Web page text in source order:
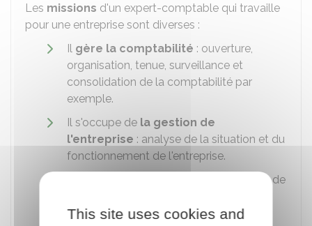
Les missions d'un expert-comptable qui travaille
pour une entreprise sont diverses :
Il gère la comptabilité : ouverture,
organisation, tenue, surveillance et
consolidation de la comptabilité par
exemple.
Il s'occupe de la gestion de
l'entreprise : analyse de la situation et du
fonctionnement de l'entreprise.
certaines obligations légalesde
déclaration sociales par exemple.
This site uses cookies and